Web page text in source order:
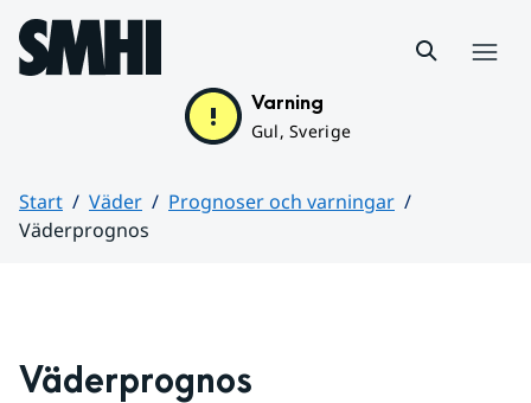
Hoppa till sidans innehåll
Varning
Gul, Sverige
Start Väder
Prognoser och varningar
Väderprognos
Väderprognos